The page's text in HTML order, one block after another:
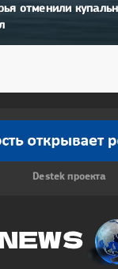
отменили
Destek проекта